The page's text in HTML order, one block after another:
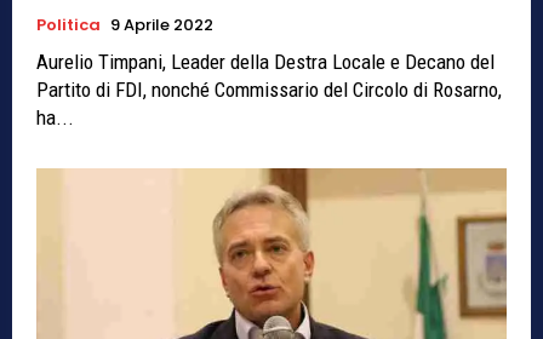
Politica 9 Aprile 2022
Aurelio Timpani, Leader della Destra Locale e Decano del
Partito di FDI, nonché Commissario del Circolo di Rosarno,
ha...